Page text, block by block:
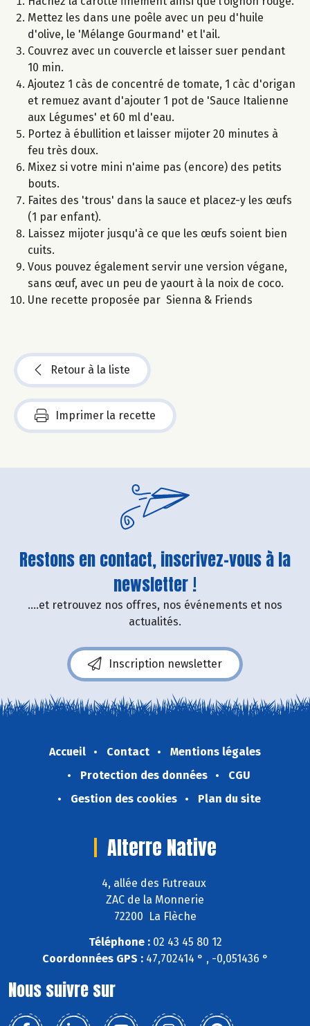
Mettez les dans une poêle avec un peu d'huile
d'olive, le 'Mélange Gourmand' et l'ail.
Couvrez avec un couvercle et laisser suer pendant
10 min.
Ajoutez 1 càs de concentré de tomate, 1 càc d'origan
et remuez avant d'ajouter 1 pot de 'Sauce Italienne
aux Légumes' et 60 ml d'eau.
Portez à ébullition et laisser mijoter 20 minutes à
feu très doux.
Mixez si votre mini n'aime pas (encore) des petits
bouts.
Faites des 'trous' dans la sauce et placez-y les œufs
(1 par enfant).
Laissez mijoter jusqu'à ce que les œufs soient bien
cuits.
Vous pouvez également servir une version végane,
sans œuf, avec un peu de yaourt à la noix de coco.
Une recette proposée par Sienna & Friends
Retour à la liste
Imprimer la recette
Restons en contact, inscrivez-vous à la
newsletter !
....et retrouvez nos offres, nos événements et nos
actualités.
Inscription newsletter
Accueil Contact
Mentions légales
Protection des données
CGU
Gestion des cookies
Plan du site
Alterre Native
4, allée des Futreaux
ZAC de la Monnerie
72200 La Flèche
Téléphone :02 43 45 80 12
Coordonnées GPS :47,702414 ° , -0,051436 °
Nous suivre sur